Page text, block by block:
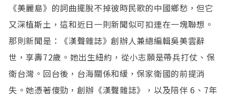
《美麗島》的詞曲擺脫不掉彼時民歌的中國鄉愁，但它
又深植斯土，這和近日一則新聞似可扣連在一塊聯想。
那則新聞是：《漢聲雜誌》創辦人兼總編輯吳美雲辭
世，享壽72歲。她出生紐約，從小志願是帶兵打仗、保
衛台灣。回台後，台海關係和緩，保家衛國的前提消
失。她憑著傻勁，創辦《漢聲雜誌》，以及陪伴 6、7年